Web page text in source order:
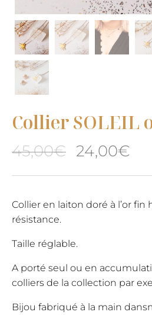
Collier SOLEIL
45,00€ Le
prix
initial
45,00€.
24,00€
Collier en laiton doré à l’or
résistance.
Taille réglable.
A porté seul ou en
colliers de la collection par
Bijou fabriqué à la main